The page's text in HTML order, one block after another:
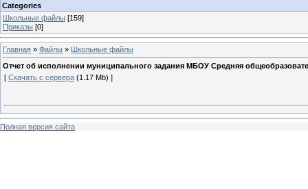
Categories
Школьные файлы [159]
Приказы [0]
Главная » Файлы » Школьные файлы
Отчет об исполнении муниципального задания МБОУ Средняя
[ Скачать с сервера (1.17 Mb) ]
Полная версия сайта